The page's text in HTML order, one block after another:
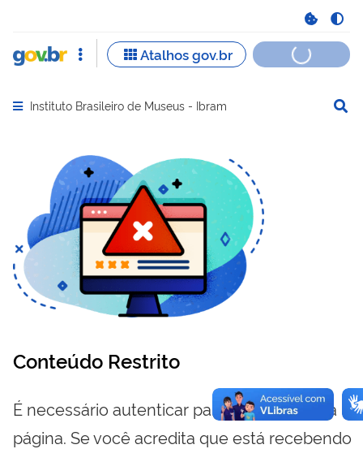
Abrir menu principal de navegação
Instituto Brasileiro de Museus - Ibram
Conteúdo Restrito
É necessário autenticar para visualizar essa
página. Se você acredita que está recebendo